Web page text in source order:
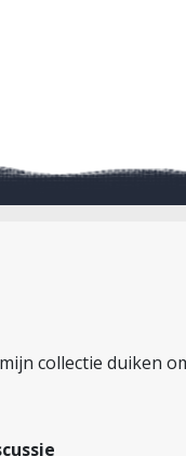
collectie duiken